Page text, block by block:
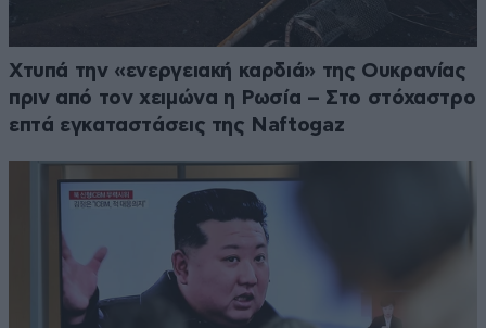
Χτυπά την «ενεργειακή καρδιά» της Ουκρανίας
πριν από τον χειμώνα η Ρωσία – Στο στόχαστρο
επτά εγκαταστάσεις της Naftogaz